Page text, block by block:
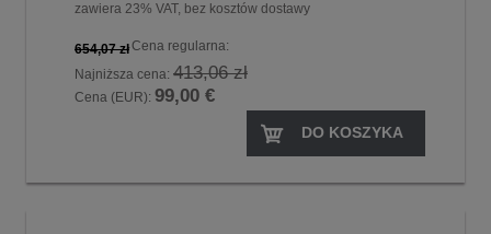
zawiera 23% VAT, bez kosztów dostawy
Cena regularna:
654,07 zł
Najniższa cena: 413,06 zł
Cena (EUR): 99,00 €
DO KOSZYKA